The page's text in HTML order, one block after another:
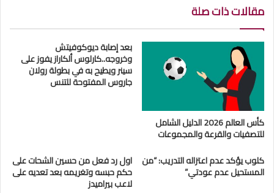
مقالات ذات صلة
كأس العالم 2026 الدليل الشامل
للتصفيات والقرعة والمجموعات
بعد إصابة ديوكوفيتش
وخروجه..كارلوس ألكاراز يفوز على
سينر ويطيح به في بطولة رولان
جاروس المفتوحة للتنس
كلوب يؤكد عدم اعتزاله التدريب: “من
المستحيل عدم عودتي”
اول رد فعل من حسين الشحات على
حكم حبسه وتغريمه بعد تعديه على
لاعب بيراميدز